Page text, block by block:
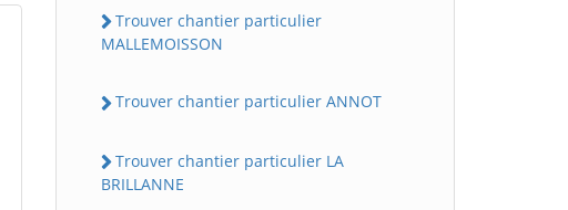
Trouver chantier particulier
MALLEMOISSON
Trouver chantier particulier ANNOT
Trouver chantier particulier LA
BRILLANNE